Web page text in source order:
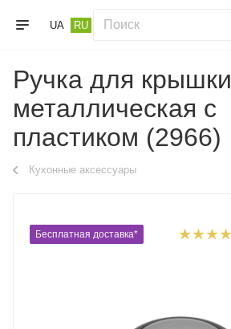
UA RU
Ручка для крышки
металлическая с
пластиком (2966)
Кухонные аксессуары
Бесплатная доставка*